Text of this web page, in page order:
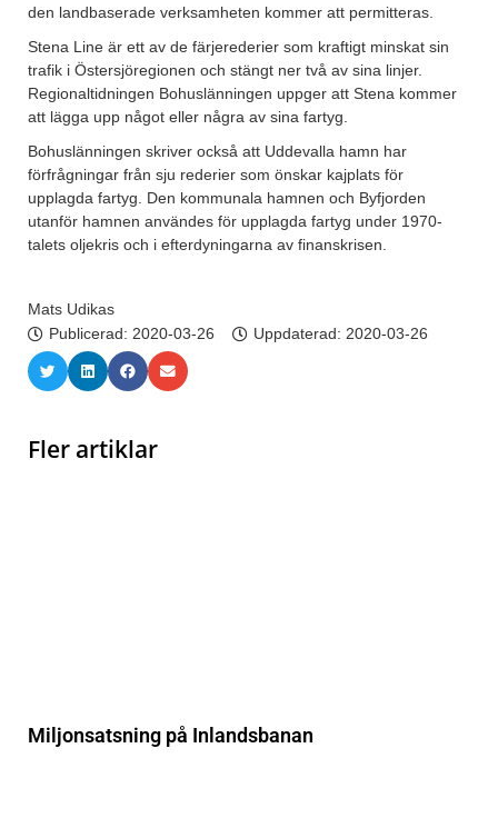
den landbaserade verksamheten kommer att permitteras.
Stena Line är ett av de färjerederier som kraftigt minskat sin
trafik i Östersjöregionen och stängt ner två av sina linjer.
Regionaltidningen Bohuslänningen uppger att Stena kommer
att lägga upp något eller några av sina fartyg.
Bohuslänningen skriver också att Uddevalla hamn har
förfrågningar från sju rederier som önskar kajplats för
upplagda fartyg. Den kommunala hamnen och Byfjorden
utanför hamnen användes för upplagda fartyg under 1970-
talets oljekris och i efterdyningarna av finanskrisen.
Mats Udikas
Publicerad: 2020-03-26 Uppdaterad: 2020-03-26
Fler artiklar
Miljonsatsning på Inlandsbanan